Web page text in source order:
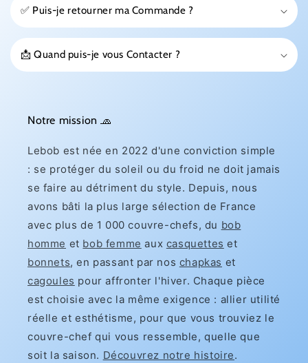
✅ Puis-je retourner ma Commande ?
📩 Quand puis-je vous Contacter ?
Notre mission 🧢
Lebob est née en 2022 d'une conviction simple
: se protéger du soleil ou du froid ne doit jamais
se faire au détriment du style. Depuis, nous
avons bâti la plus large sélection de France
avec plus de 1 000 couvre-chefs, du bob
homme et bob femme aux casquettes et
bonnets, en passant par nos chapkas et
cagoules pour affronter l'hiver. Chaque pièce
est choisie avec la même exigence : allier utilité
réelle et esthétisme, pour que vous trouviez le
couvre-chef qui vous ressemble, quelle que
soit la saison. Découvrez notre histoire.